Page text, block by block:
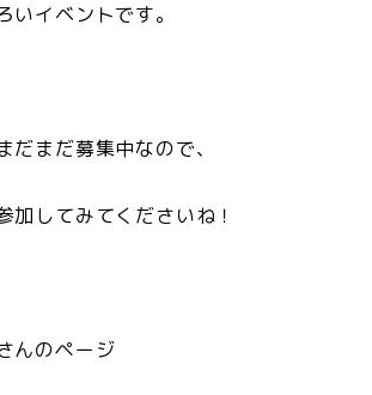
いイベントです。
だまだ募集中なので、
加してみてくださいね！
んのページ